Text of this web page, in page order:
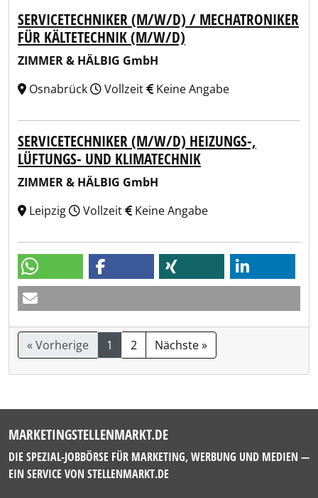
SERVICETECHNIKER (M/W/D) / MECHATRONIKER
FÜR KÄLTETECHNIK (M/W/D)
ZIMMER & HÄLBIG GmbH
Osnabrück
Vollzeit Keine Angabe
SERVICETECHNIKER (M/W/D) HEIZUNGS-,
LÜFTUNGS- UND KLIMATECHNIK
ZIMMER & HÄLBIG GmbH
Leipzig
Vollzeit Keine Angabe
« Vorherige 1 2 Nächste »
MARKETINGSTELLENMARKT.DE
DIE SPEZIAL-JOBBÖRSE FÜR MARKETING, WERBUNG UND MEDIEN —
EIN SERVICE VON STELLENMARKT.DE